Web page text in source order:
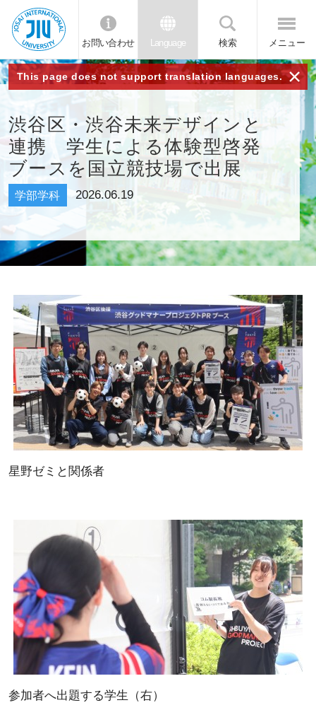
JIU 城西国
際大学
お問い合わせ Language 検索 メニュー
This page does not support translation languages. ×
渋谷区・渋谷未来デザインと
連携 学生による体験型啓発
ブースを国立競技場で出展
学部学科 2026.06.19
星野ゼミと関係者
参加者へ出題する学生（右）